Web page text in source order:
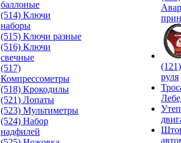
баллоные
(514) Ключи
наборы
(515) Ключи разные
(516) Ключи
свечные
(517)
Компрессометры
(518) Крокодилы
(521) Лопаты
(523) Мультиметры
(524) Набор
надфилей
руля